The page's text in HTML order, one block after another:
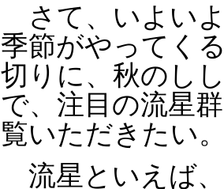
さて、いよい
季節がやってく
切りに、秋のし
で、注目の流星
覧いただきたい
流星といえば